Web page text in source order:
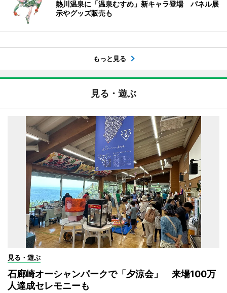
熱川温泉に「温泉むすめ」新キャラ登場 パネル展
示やグッズ販売も
もっと見る
見る・遊ぶ
見る・遊ぶ
石廊崎オーシャンパークで「夕涼会」 来場100万
人達成セレモニーも